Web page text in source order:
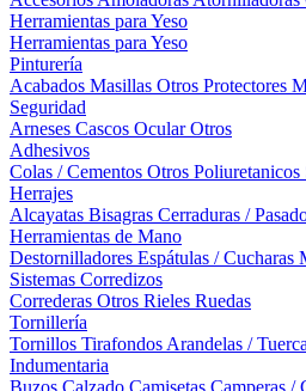
Herramientas para Yeso
Herramientas para Yeso
Pinturería
Acabados Masillas Otros Protectores
Seguridad
Arneses Cascos OcularOtros
Adhesivos
Colas / Cementos Otros Poliuretanicos
Herrajes
Alcayatas Bisagras Cerraduras /
Herramientas de Mano
Destornilladores Espátulas / Cucharas
Sistemas Corredizos
Correderas Otros Rieles Ruedas
Tornillería
Tornillos Tirafondos Arandelas /
Indumentaria
Buzos Calzado Camisetas Camperas /